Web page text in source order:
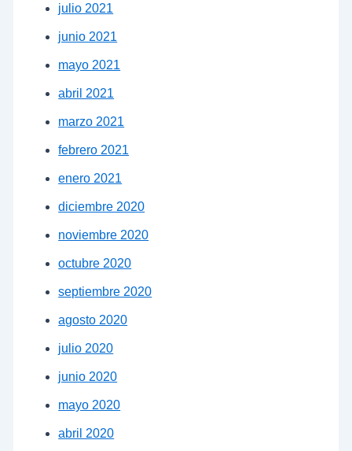
julio 2021
junio 2021
mayo 2021
abril 2021
marzo 2021
febrero 2021
enero 2021
diciembre 2020
noviembre 2020
octubre 2020
septiembre 2020
agosto 2020
julio 2020
junio 2020
mayo 2020
abril 2020